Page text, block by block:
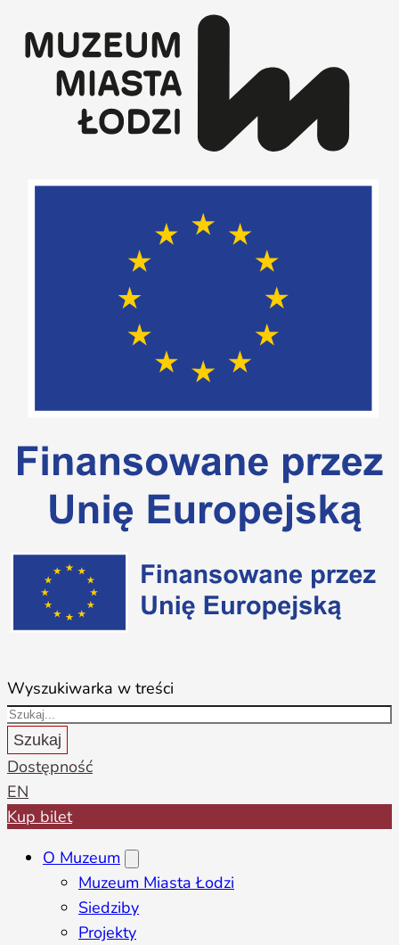
Wyszukiwarka w treści
Szukaj
Dostępność
EN
Kup bilet
O Muzeum
Muzeum Miasta Łodzi
Siedziby
Projekty